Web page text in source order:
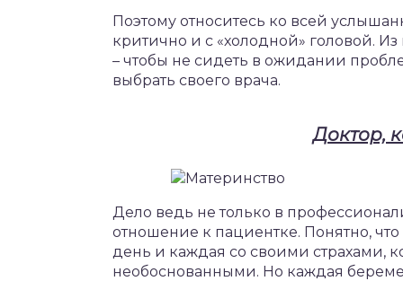
Поэтому относитесь ко всей
критично и с «холодной» головой.
– чтобы не сидеть в ожидании
выбрать своего врача.
Доктор,
Дело ведь не только в
отношение к пациентке. Понятно,
день и каждая со своими страхами,
необоснованными. Но каждая